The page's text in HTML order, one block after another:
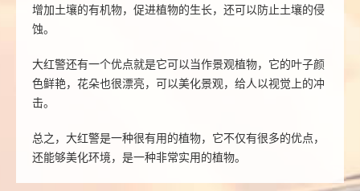
增加土壤的有机物，促进植物的生长，还可以防止土壤的侵
蚀。
大红警还有一个优点就是它可以当作景观植物，它的叶子颜
色鲜艳，花朵也很漂亮，可以美化景观，给人以视觉上的冲
击。
总之，大红警是一种很有用的植物，它不仅有很多的优点，
还能够美化环境，是一种非常实用的植物。